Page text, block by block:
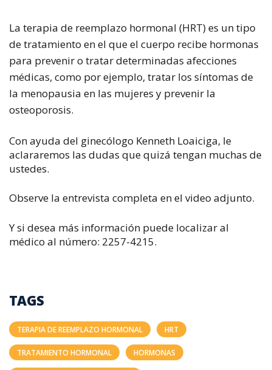
La terapia de reemplazo hormonal (HRT) es un tipo
de tratamiento en el que el cuerpo recibe hormonas
para prevenir o tratar determinadas afecciones
médicas, como por ejemplo, tratar los síntomas de
la menopausia en las mujeres y prevenir la
osteoporosis.
Con ayuda del ginecólogo Kenneth Loaiciga, le
aclararemos las dudas que quizá tengan muchas de
ustedes.
Observe la entrevista completa en el video adjunto.
Y si desea más información puede localizar al
médico al número: 2257-4215.
TAGS
TERAPIA DE REEMPLAZO HORMONAL HRT
TRATAMIENTO HORMONAL HORMONAS